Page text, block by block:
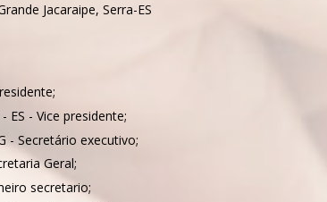
Jacaraipe, Serra-ES
ES - Vice presidente;
- Secretário executivo;
Geral;
secretario;